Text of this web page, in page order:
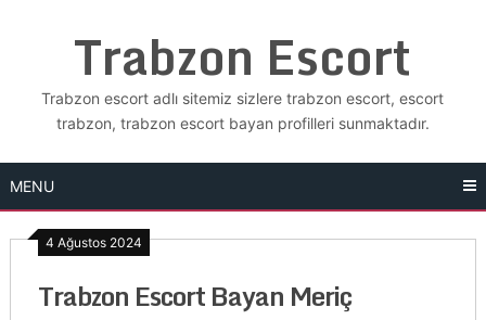
Trabzon Escort
Trabzon escort adlı sitemiz sizlere trabzon escort, escort
trabzon, trabzon escort bayan profilleri sunmaktadır.
MENU
4 Ağustos 2024
Trabzon Escort Bayan Meriç